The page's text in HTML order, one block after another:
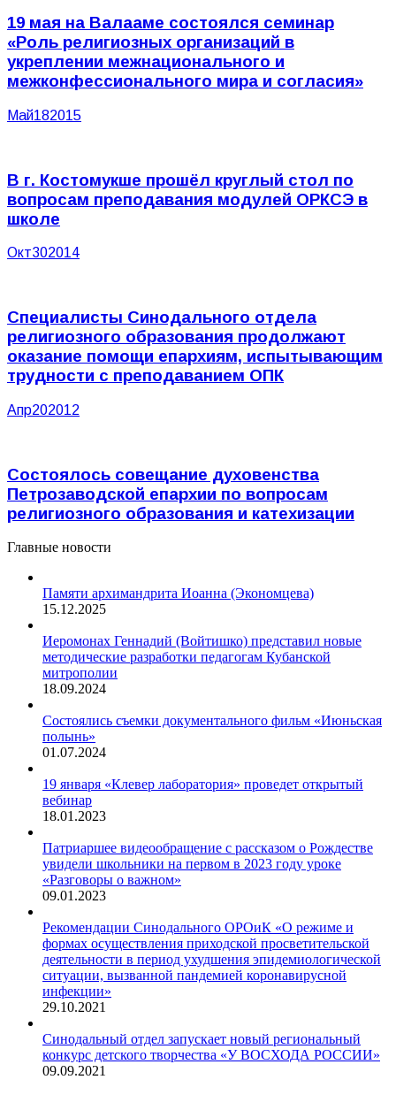
19 мая на Валааме состоялся семинар
«Роль религиозных организаций в
укреплении межнационального и
межконфессионального мира и согласия»
Май182015
В г. Костомукше прошёл круглый стол по
вопросам преподавания модулей ОРКСЭ в
школе
Окт302014
Специалисты Синодального отдела
религиозного образования продолжают
оказание помощи епархиям, испытывающим
трудности с преподаванием ОПК
Апр202012
Состоялось совещание духовенства
Петрозаводской епархии по вопросам
религиозного образования и катехизации
Главные новости
Памяти архимандрита Иоанна (Экономцева)
15.12.2025
Иеромонах Геннадий (Войтишко) представил новые
методические разработки педагогам Кубанской
митрополии
18.09.2024
Состоялись съемки документального фильм «Июньская
полынь»
01.07.2024
19 января «Клевер лаборатория» проведет открытый
вебинар
18.01.2023
Патриаршее видеообращение с рассказом о Рождестве
увидели школьники на первом в 2023 году уроке
«Разговоры о важном»
09.01.2023
Рекомендации Синодального ОРОиК «О режиме и
формах осуществления приходской просветительской
деятельности в период ухудшения эпидемиологической
ситуации, вызванной пандемией коронавирусной
инфекции»
29.10.2021
Синодальный отдел запускает новый региональный
конкурс детского творчества «У ВОСХОДА РОССИИ»
09.09.2021